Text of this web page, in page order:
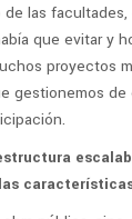
las
que evitar y
proyectos
gestionemos de